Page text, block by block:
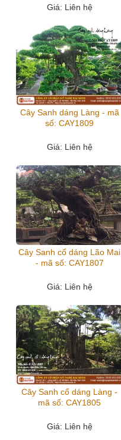
Giá: Liên hệ
Cây Sanh dáng Làng - mã
số: CAY1809
Giá: Liên hệ
Cây Sanh cổ dáng Lão Mai
- mã số: CAY1807
Giá: Liên hệ
Cây Sanh cổ dáng Làng -
mã số: CAY1805
Giá: Liên hệ